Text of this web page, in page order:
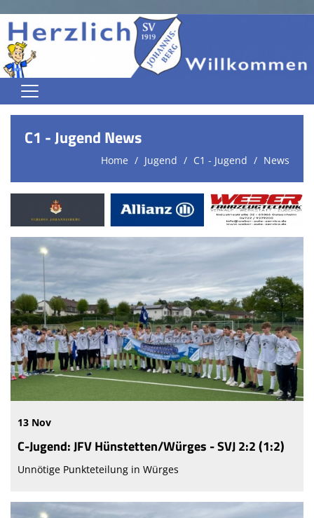
Home
Jugend
Trainingszeiten
Kontaktformular
Sponsoren
Vereinsnews
Mitglied werden
Bautagebuch Vereinsheim
Frauen- und Mädchenfußball
Schiedsrichter beim SVJ
C1 - Jugend News
Home Jugend C1 - Jugend News
13 Nov
C-Jugend: JFV Hünstetten/Würges - SVJ 2:2 (1:2)
Unnötige Punkteteilung in Würges